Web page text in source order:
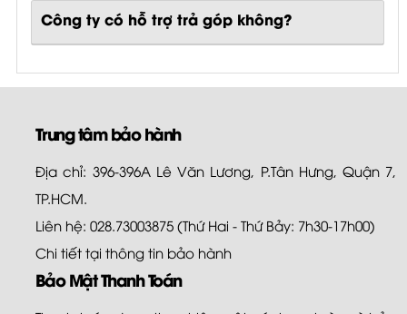
Công ty có hỗ trợ trả góp không?
Trung tâm bảo hành
Địa chỉ: 396-396A Lê Văn Lương, P.Tân Hưng, Quận 7,
TP.HCM.
Liên hệ: 028.73003875 (Thứ Hai - Thứ Bảy: 7h30-17h00)
Chi tiết tại thông tin bảo hành
Bảo Mật Thanh Toán